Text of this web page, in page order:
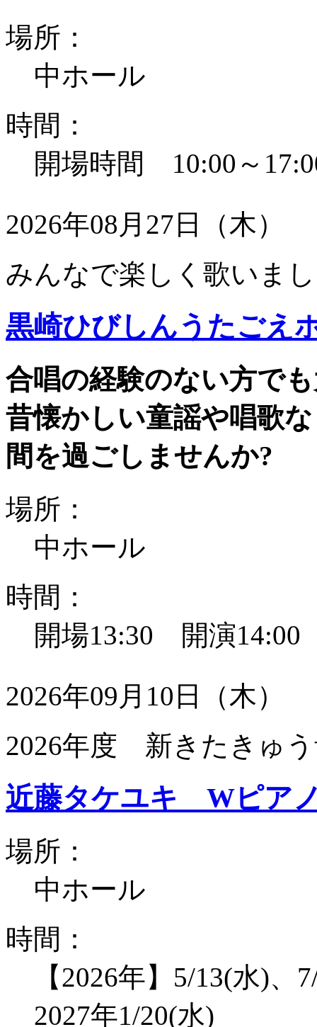
場所：
中ホール
時間：
開場時間 10:00～
2026年08月27日（木）
みんなで楽しく歌いま
黒崎ひびしんうたごえ
合唱の経験のない方で
昔懐かしい童謡や唱歌
間を過ごしませんか?
場所：
中ホール
時間：
開場13:30 開演14:00
2026年09月10日（木）
2026年度 新きたきゅ
近藤タケユキ Wピア
場所：
中ホール
時間：
【2026年】5/13(水)
2027年1/20(水)